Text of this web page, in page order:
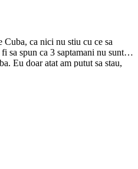
Cuba, ca nici nu stiu cu ce sa
sa spun ca 3 saptamani nu sunt
Eu doar atat am putut sa stau,
ramas lucruri de vazut,…